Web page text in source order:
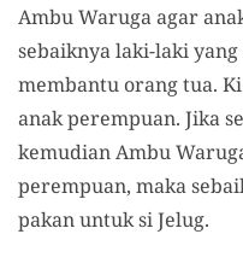
Ambu Waruga agar
sebaiknya laki-laki
membantu orang tua.
anak perempuan. Jika
kemudian Ambu
perempuan, maka
pakan untuk si Jelug.